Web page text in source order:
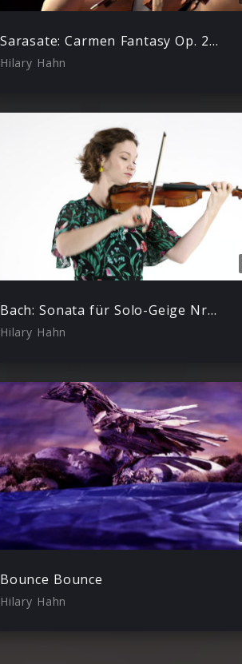
Sarasate: Carmen Fantasy Op. 25: I. Moderato
Hilary Hahn
Bach: Sonata für Solo-Geige Nr. 1 – Presto
Hilary Hahn
Bounce Bounce
Hilary Hahn